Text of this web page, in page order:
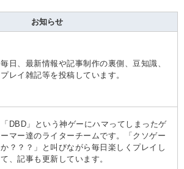
お知らせ
毎日、最新情報や記事制作の裏側、豆知識、
プレイ雑記等を投稿しています。
「DBD」という神ゲーにハマってしまったゲ
ーマー達のライターチームです。「クソゲー
か？？？」と叫びながら毎日楽しくプレイし
て、記事も更新しています。